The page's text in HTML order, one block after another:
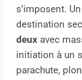
s’imposent.
destination
deux avec
initiation à un
parachute,